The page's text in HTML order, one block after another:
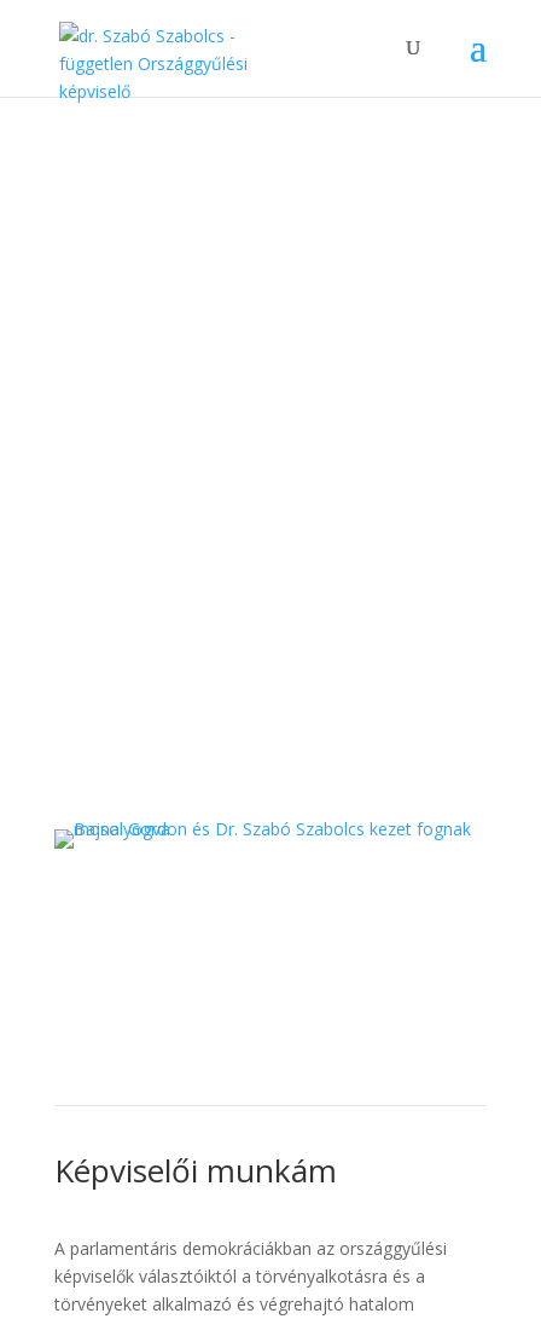
Képviselői munkám
A parlamentáris demokráciákban az országgyűlési
képviselők választóiktól a törvényalkotásra és a
törvényeket alkalmazó és végrehajtó hatalom